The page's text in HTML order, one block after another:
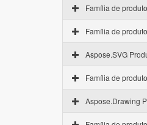
Família de
Família de
Aspose.SVG
Família de
Aspose.Drawing